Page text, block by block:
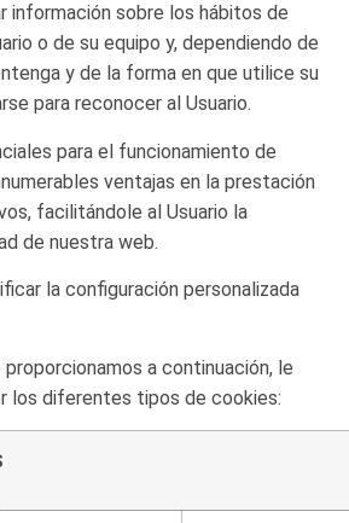
información sobre los hábitos de
o de su equipo y, dependiendo de
y de la forma en que utilice su
para reconocer al Usuario.
para el funcionamiento de
ventajas en la prestación
facilitándole al Usuario la
de nuestra web.
la configuración personalizada
proporcionamos a continuación, le
los diferentes tipos de cookies: